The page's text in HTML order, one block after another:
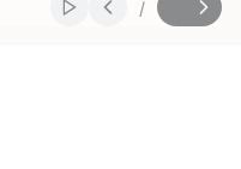
Włącz
Slajd
/
z